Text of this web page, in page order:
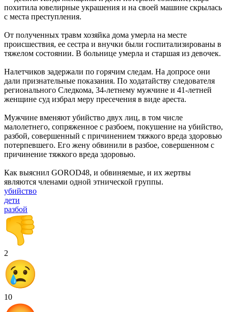
похитила ювелирные украшения и на своей машине скрылась
с места преступления.
От полученных травм хозяйка дома умерла на месте
происшествия, ее сестра и внучки были госпитализированы в
тяжелом состоянии. В больнице умерла и старшая из девочек.
Налетчиков задержали по горячим следам. На допросе они
дали признательные показания. По ходатайству следователя
регионального Следкома, 34-летнему мужчине и 41-летней
женщине суд избрал меру пресечения в виде ареста.
Мужчине вменяют убийство двух лиц, в том числе
малолетнего, сопряженное с разбоем, покушение на убийство,
разбой, совершенный с причинением тяжкого вреда здоровью
потерпевшего. Его жену обвинили в разбое, совершенном с
причинение тяжкого вреда здоровью.
Как выяснил GOROD48, и обвиняемые, и их жертвы
являются членами одной этнической группы.
убийство
дети
разбой
2
10